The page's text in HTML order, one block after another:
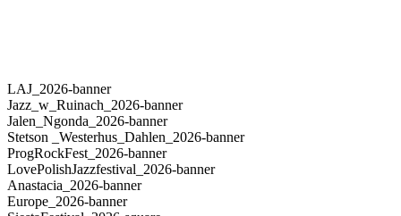
LAJ_2026-banner
Jazz_w_Ruinach_2026-banner
Jalen_Ngonda_2026-banner
Stetson _Westerhus_Dahlen_2026-banner
ProgRockFest_2026-banner
LovePolishJazzfestival_2026-banner
Anastacia_2026-banner
Europe_2026-banner